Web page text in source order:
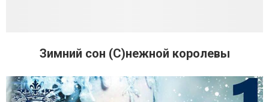
Зимний сон (С)нежной королевы